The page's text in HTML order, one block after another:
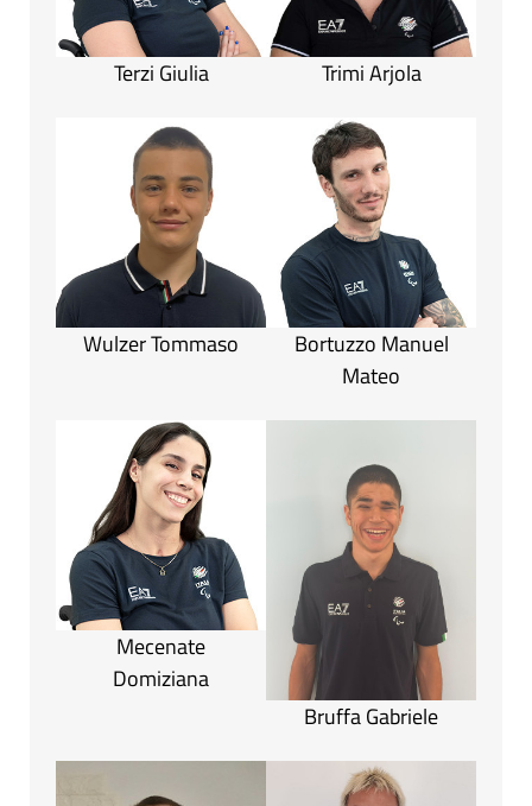
Terzi Giulia Trimi Arjola
Wulzer Tommaso
Bortuzzo Manuel
Mateo
Mecenate
Domiziana
Bruffa Gabriele